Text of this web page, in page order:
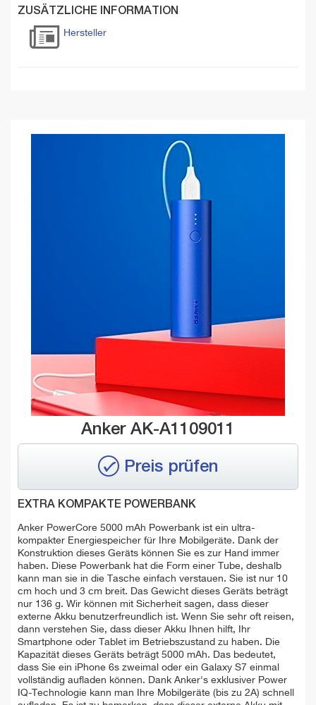
ZUSÄTZLICHE INFORMATION
Hersteller
Anker AK-A1109011
Preis prüfen
EXTRA KOMPAKTE POWERBANK
Anker PowerCore 5000 mAh Powerbank ist ein ultra-
kompakter Energiespeicher für Ihre Mobilgeräte. Dank der
Konstruktion dieses Geräts können Sie es zur Hand immer
haben. Diese Powerbank hat die Form einer Tube, deshalb
kann man sie in die Tasche einfach verstauen. Sie ist nur 10
cm hoch und 3 cm breit. Das Gewicht dieses Geräts beträgt
nur 136 g. Wir können mit Sicherheit sagen, dass dieser
externe Akku benutzerfreundlich ist. Wenn Sie sehr oft reisen,
dann verstehen Sie, dass dieser Akku Ihnen hilft, Ihr
Smartphone oder Tablet im Betriebszustand zu haben. Die
Kapazität dieses Geräts beträgt 5000 mAh. Das bedeutet,
dass Sie ein iPhone 6s zweimal oder ein Galaxy S7 einmal
vollständig aufladen können. Dank Anker's exklusiver Power
IQ-Technologie kann man Ihre Mobilgeräte (bis zu 2A) schnell